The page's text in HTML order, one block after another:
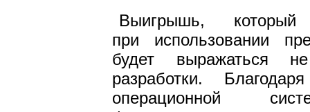
Выигрышь, который
при использовании
будет выражаться
разработки.
операционной